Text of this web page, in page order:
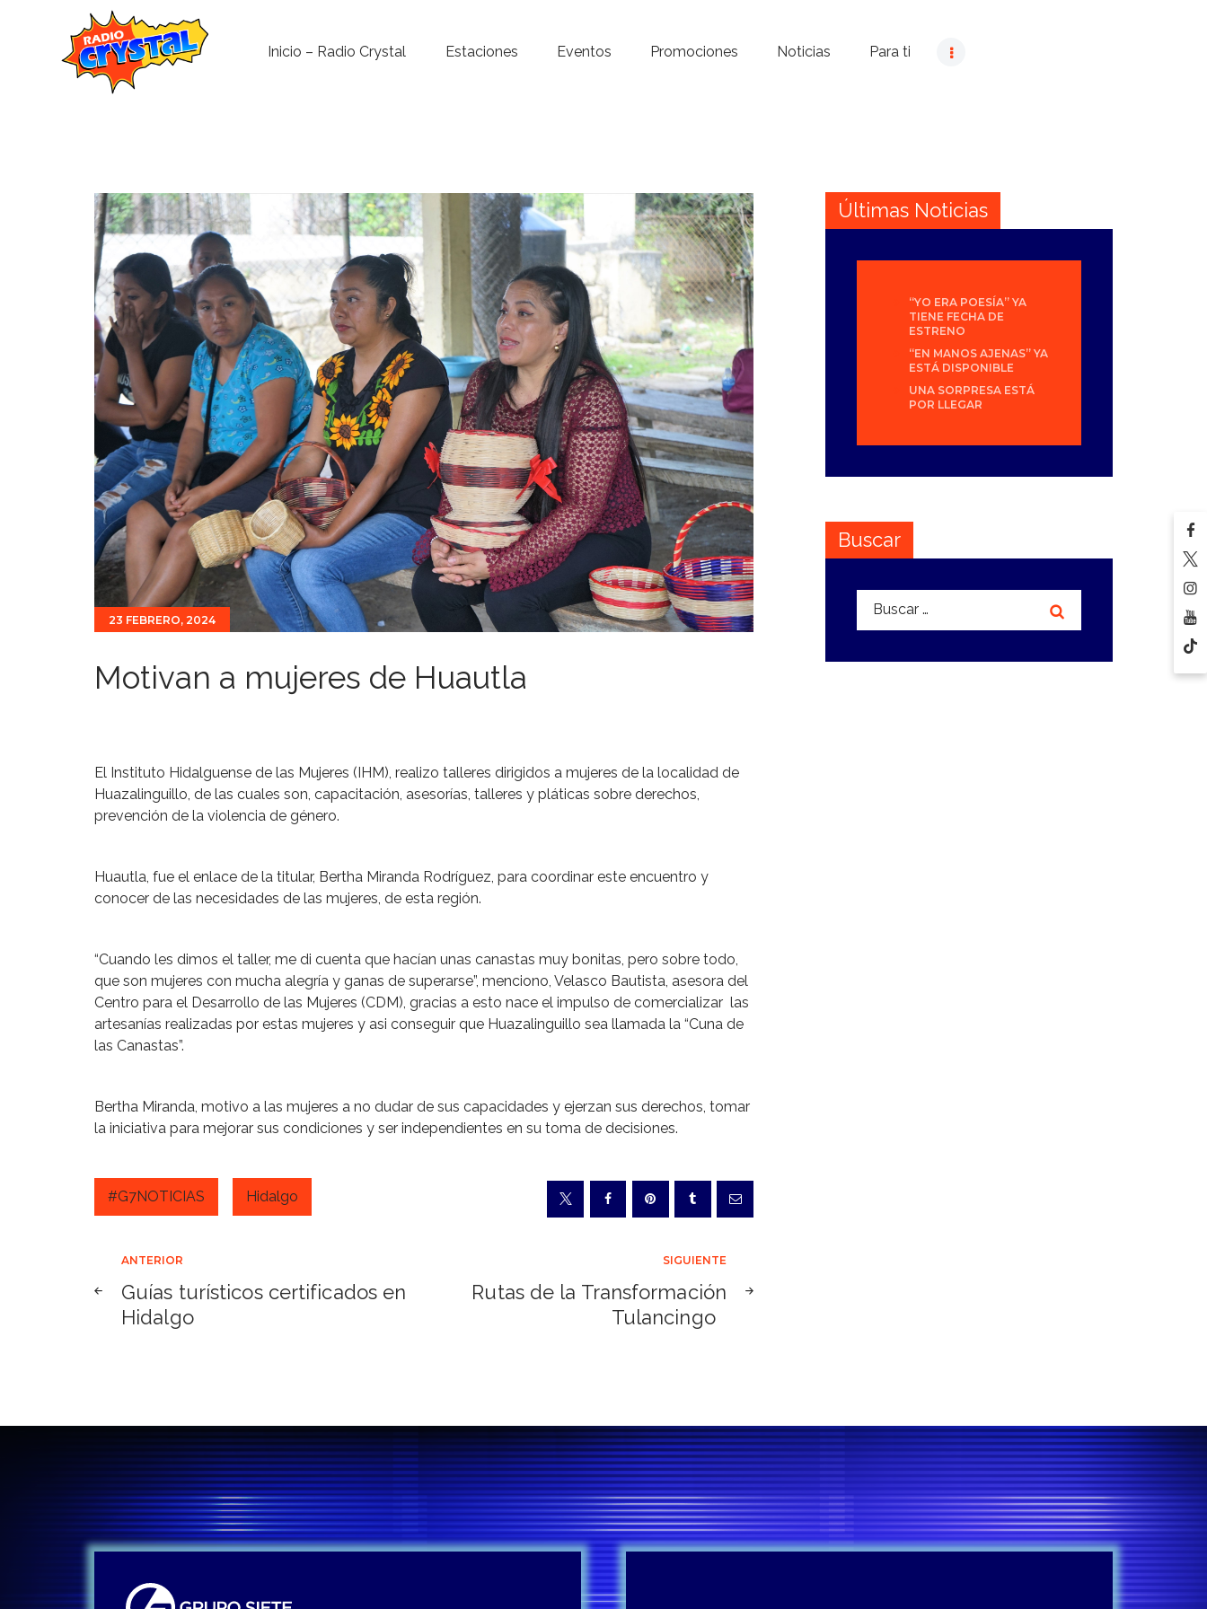
Inicio – Radio Crystal Estaciones Eventos Promociones Noticias Para ti
Noticias
Para ti
Contacto
23 FEBRERO, 2024
Motivan a mujeres de Huautla
El Instituto Hidalguense de las Mujeres (IHM), realizo talleres dirigidos a mujeres de la localidad de
Huazalinguillo, de las cuales son, capacitación, asesorías, talleres y pláticas sobre derechos,
prevención de la violencia de género.
Huautla, fue el enlace de la titular, Bertha Miranda Rodríguez, para coordinar este encuentro y
conocer de las necesidades de las mujeres, de esta región.
“Cuando les dimos el taller, me di cuenta que hacían unas canastas muy bonitas, pero sobre todo,
que son mujeres con mucha alegría y ganas de superarse”, menciono, Velasco Bautista, asesora del
Centro para el Desarrollo de las Mujeres (CDM), gracias a esto nace el impulso de comercializar las
artesanías realizadas por estas mujeres y asi conseguir que Huazalinguillo sea llamada la “Cuna de
las Canastas”.
Bertha Miranda, motivo a las mujeres a no dudar de sus capacidades y ejerzan sus derechos, tomar
la iniciativa para mejorar sus condiciones y ser independientes en su toma de decisiones.
#G7NOTICIAS Hidalgo
Navegación
de
ANTERIOR
Guías turísticos certificados en
Hidalgo
SIGUIENTE
Rutas de la Transformación
Tulancingo
Últimas Noticias
“YO ERA POESÍA” YA
TIENE FECHA DE
ESTRENO
“EN MANOS AJENAS” YA
ESTÁ DISPONIBLE
UNA SORPRESA ESTÁ
POR LLEGAR
Buscar
Buscar: